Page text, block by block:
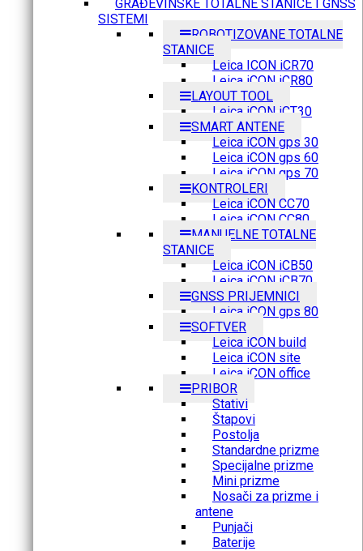
GRAĐEVINSKE TOTALNE STANICE I GNSS
SISTEMI
ROBOTIZOVANE TOTALNE
STANICE
Leica ICON iCR70
Leica iCON iCR80
LAYOUT TOOL
Leica iCON iCT30
SMART ANTENE
Leica iCON gps 30
Leica iCON gps 60
Leica iCON gps 70
KONTROLERI
Leica iCON CC70
Leica iCON CC80
MANUELNE TOTALNE
STANICE
Leica iCON iCB50
Leica iCON iCB70
GNSS PRIJEMNICI
Leica iCON gps 80
SOFTVER
Leica iCON build
Leica iCON site
Leica iCON office
PRIBOR
Stativi
Štapovi
Postolja
Standardne prizme
Specijalne prizme
Mini prizme
Nosači za prizme i
antene
Punjači
Baterije